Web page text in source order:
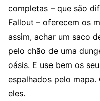
completas – que são
Fallout – oferecem os
assim, achar um saco
pelo chão de uma
oásis. E use bem os
espalhados pelo
eles.